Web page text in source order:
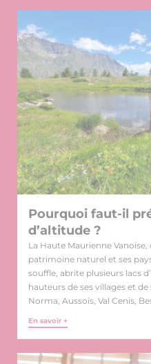
Pourquoi faut-il
d’altitude ?
La Haute Maurienne
patrimoine naturel et ses
souffle, abrite plusieurs lacs
hauteurs de ses villages et de
Norma, Aussois, Val Cenis,
En savoir +